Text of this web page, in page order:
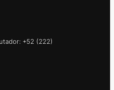
+52 (222)